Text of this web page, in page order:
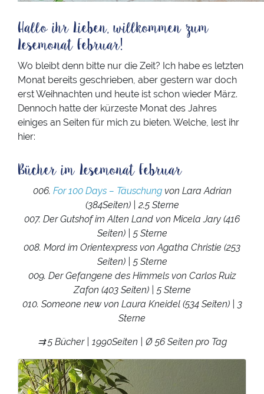
Hallo ihr Lieben, willkommen zum
Lesemonat Februar!
Wo bleibt denn bitte nur die Zeit? Ich habe es letzten
Monat bereits geschrieben, aber gestern war doch
erst Weihnachten und heute ist schon wieder März.
Dennoch hatte der kürzeste Monat des Jahres
einiges an Seiten für mich zu bieten. Welche, lest ihr
hier:
Bücher im Lesemonat Februar
006. For 100 Days – Täuschungvon Lara Adrian
(384Seiten) | 2.5 Sterne
007. Der Gutshof im Alten Land von Micela Jary (416
Seiten) | 5 Sterne
008. Mord im Orientexpress von Agatha Christie (253
Seiten) | 5 Sterne
009. Der Gefangene des Himmels von Carlos Ruiz
Zafon (403 Seiten) | 5 Sterne
010. Someone new von Laura Kneidel (534 Seiten) | 3
Sterne
⇉ 5 Bücher | 1990Seiten | Ø 56 Seiten pro Tag